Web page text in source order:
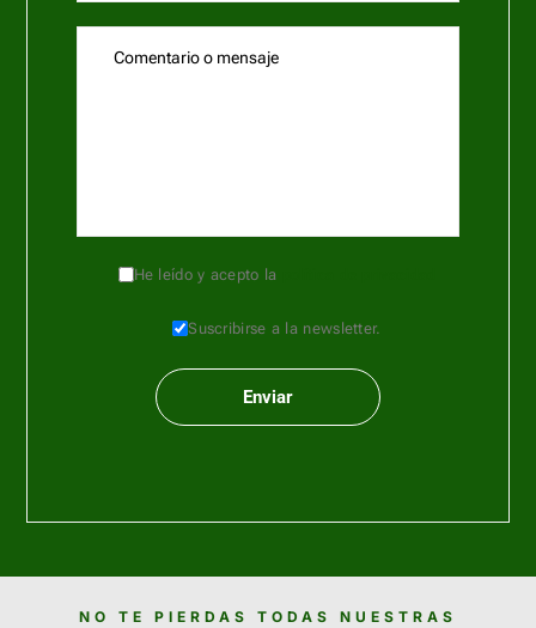
He leído y acepto la
Suscribirse a la newsletter.
NO TE PIERDAS TODAS NUESTRAS